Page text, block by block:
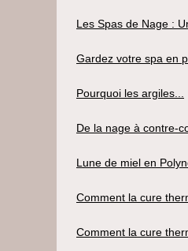
Les Spas de Nage :
Gardez votre spa en
Pourquoi les argiles...
De la nage à contre-
Lune de miel en
Comment la cure
Comment la cure